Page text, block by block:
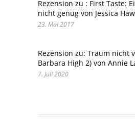
Rezension zu : First Taste:
nicht genug von Jessica
23. Mai 2017
Rezension zu: Träum nicht
Barbara High 2) von Annie
7. Juli 2020